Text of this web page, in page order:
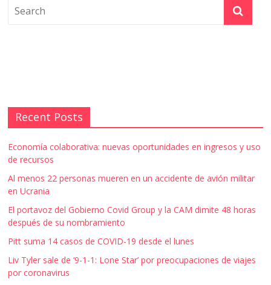
Recent Posts
Economía colaborativa: nuevas oportunidades en ingresos y uso
de recursos
Al menos 22 personas mueren en un accidente de avión militar
en Ucrania
El portavoz del Gobierno Covid Group y la CAM dimite 48 horas
después de su nombramiento
Pitt suma 14 casos de COVID-19 desde el lunes
Liv Tyler sale de ‘9-1-1: Lone Star’ por preocupaciones de viajes
por coronavirus